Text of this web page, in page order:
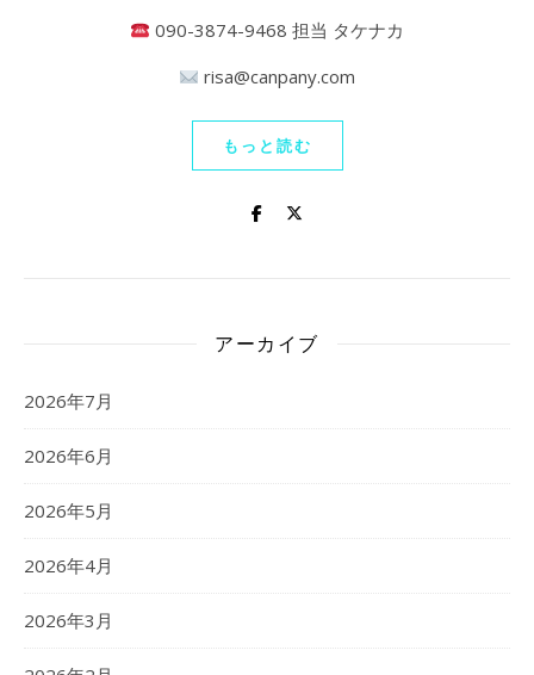
090-3874-9468 担当 タケナカ
risa@canpany.com
もっと読む
アーカイブ
2026年7月
2026年6月
2026年5月
2026年4月
2026年3月